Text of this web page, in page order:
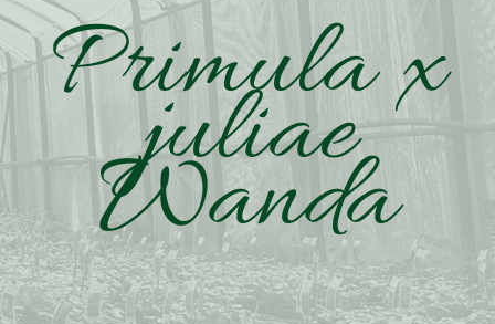
Primula x
juliae
Wanda